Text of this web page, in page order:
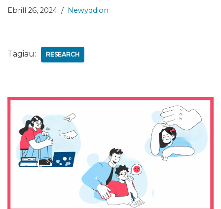
Ebrill 26, 2024 Newyddion
Tagiau: RESEARCH